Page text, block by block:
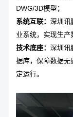
DWG/3D模型；
系统互联： 深圳讯
业系统，实现生产
技术底座： 深圳讯
据库，保障数据无
定运行。